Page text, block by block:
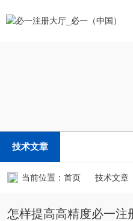
技术文章
当前位置： 首页 技术文章
怎样提高高精度必一注